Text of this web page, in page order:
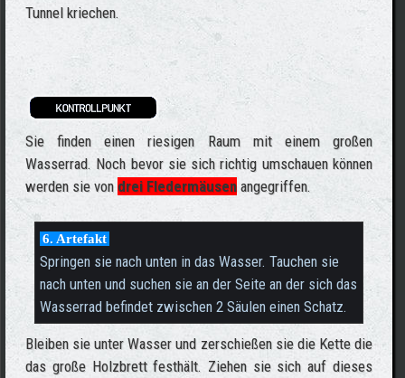
Tunnel kriechen.
Sie finden einen riesigen Raum mit einem großen
Wasserrad. Noch bevor sie sich richtig umschauen können
werden sie von drei Fledermäusen angegriffen.
6. Artefakt
Springen sie nach unten in das Wasser. Tauchen sie
nach unten und suchen sie an der Seite an der sich das
Wasserrad befindet zwischen 2 Säulen einen Schatz.
Bleiben sie unter Wasser und zerschießen sie die Kette die
das große Holzbrett festhält. Ziehen sie sich auf dieses